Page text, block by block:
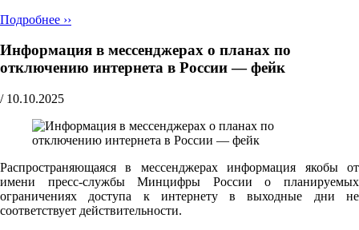
Подробнее ››
Информация в мессенджерах о планах по
отключению интернета в России — фейк
/ 10.10.2025
Распространяющаяся в мессенджерах информация якобы от
имени пресс-службы Минцифры России о планируемых
ограничениях доступа к интернету в выходные дни не
соответствует действительности.